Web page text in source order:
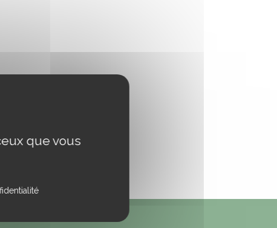
que vous